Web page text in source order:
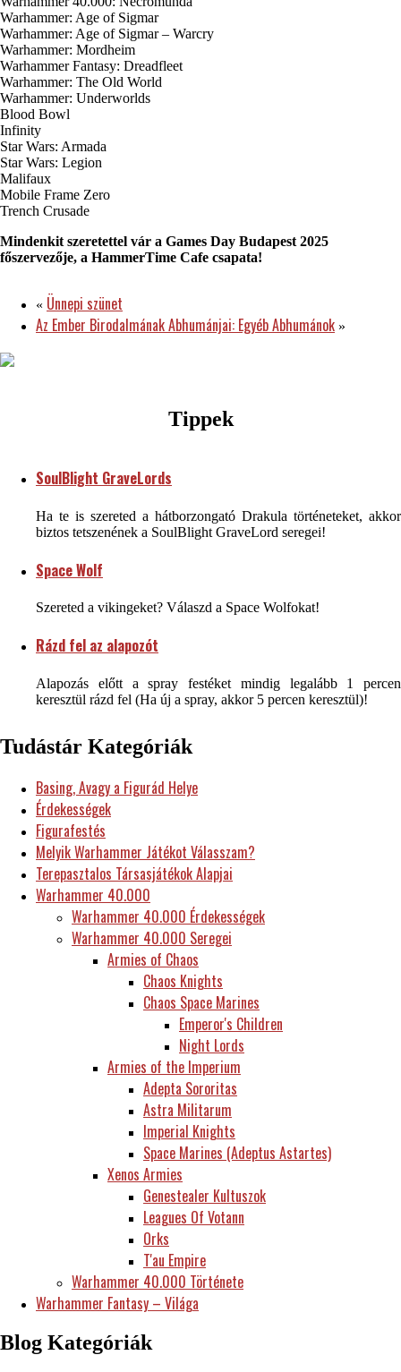
Warhammer: Age of Sigmar
Warhammer: Age of Sigmar – Warcry
Warhammer: Mordheim
Warhammer Fantasy: Dreadfleet
Warhammer: The Old World
Warhammer: Underworlds
Blood Bowl
Infinity
Star Wars: Armada
Star Wars: Legion
Malifaux
Mobile Frame Zero
Trench Crusade
Mindenkit szeretettel vár a Games Day Budapest 2025
főszervezője, a HammerTime Cafe csapata!
« Ünnepi szünet
Az Ember Birodalmának Abhumánjai: Egyéb Abhumánok »
Tippek
SoulBlight GraveLords
Ha te is szereted a hátborzongató Drakula történeteket, akkor
biztos tetszenének a SoulBlight GraveLord seregei!
Space Wolf
Szereted a vikingeket? Válaszd a Space Wolfokat!
Rázd fel az alapozót
Alapozás előtt a spray festéket mindig legalább 1 percen
keresztül rázd fel (Ha új a spray, akkor 5 percen keresztül)!
Tudástár Kategóriák
Basing, Avagy a Figurád Helye
Érdekességek
Figurafestés
Melyik Warhammer Játékot Válasszam?
Terepasztalos Társasjátékok Alapjai
Warhammer 40.000
Warhammer 40.000 Érdekességek
Warhammer 40.000 Seregei
Armies of Chaos
Chaos Knights
Chaos Space Marines
Emperor's Children
Night Lords
Armies of the Imperium
Adepta Sororitas
Astra Militarum
Imperial Knights
Space Marines (Adeptus Astartes)
Xenos Armies
Genestealer Kultuszok
Leagues Of Votann
Orks
T'au Empire
Warhammer 40.000 Története
Warhammer Fantasy – Világa
Blog Kategóriák